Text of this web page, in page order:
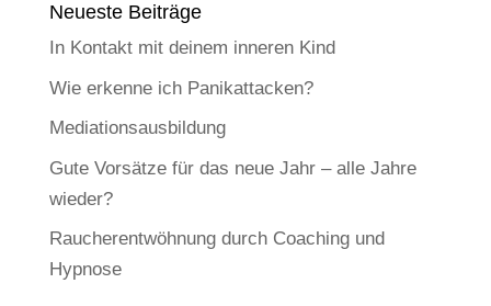
Neueste Beiträge
In Kontakt mit deinem inneren Kind
Wie erkenne ich Panikattacken?
Mediationsausbildung
Gute Vorsätze für das neue Jahr – alle Jahre
wieder?
Raucherentwöhnung durch Coaching und
Hypnose